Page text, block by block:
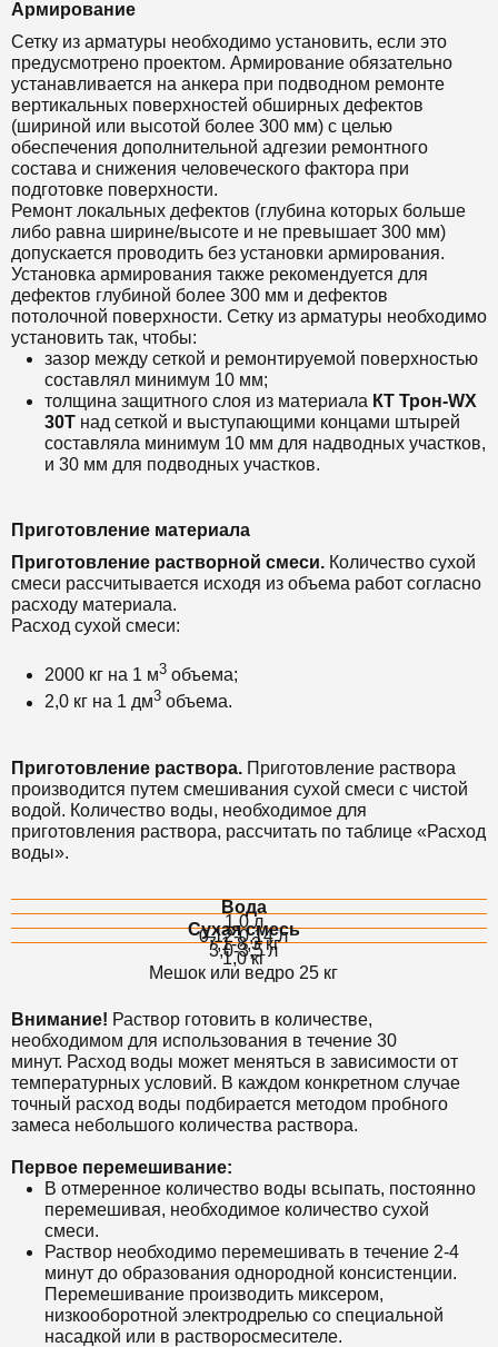
Армирование
Сетку из арматуры необходимо установить, если это
предусмотрено проектом. Армирование обязательно
устанавливается на анкера при подводном ремонте
вертикальных поверхностей обширных дефектов
(шириной или высотой более 300 мм) с целью
обеспечения дополнительной адгезии ремонтного
состава и снижения человеческого фактора при
подготовке поверхности.
Ремонт локальных дефектов (глубина которых больше
либо равна ширине/высоте и не превышает 300 мм)
допускается проводить без установки армирования.
Установка армирования также рекомендуется для
дефектов глубиной более 300 мм и дефектов
потолочной поверхности. Сетку из арматуры необходимо
установить так, чтобы:
зазор между сеткой и ремонтируемой поверхностью
составлял минимум 10 мм;
толщина защитного слоя из материала КТ Трон-WX
30Т над сеткой и выступающими концами штырей
составляла минимум 10 мм для надводных участков,
и 30 мм для подводных участков.
Приготовление материала
Приготовление растворной смеси. Количество сухой
смеси рассчитывается исходя из объема работ согласно
расходу материала.
Расход сухой смеси:
2000 кг на 1 м3 объема;
2,0 кг на 1 дм3 объема.
Приготовление раствора. Приготовление раствора
производится путем смешивания сухой смеси с чистой
водой. Количество воды, необходимое для
приготовления раствора, рассчитать по таблице «Расход
воды».
Вода
Сухая смесь
1,0 л
7,1-8,3 кг
0,12-0,14 л
1,0 кг
3,0-3,5 л
Мешок или ведро 25 кг
Внимание! Раствор готовить в количестве,
необходимом для использования в течение 30
минут. Расход воды может меняться в зависимости от
температурных условий. В каждом конкретном случае
точный расход воды подбирается методом пробного
замеса небольшого количества раствора.
Первое перемешивание:
В отмеренное количество воды всыпать, постоянно
перемешивая, необходимое количество сухой
смеси.
Раствор необходимо перемешивать в течение 2-4
минут до образования однородной консистенции.
Перемешивание производить миксером,
низкооборотной электродрелью со специальной
насадкой или в растворосмесителе.